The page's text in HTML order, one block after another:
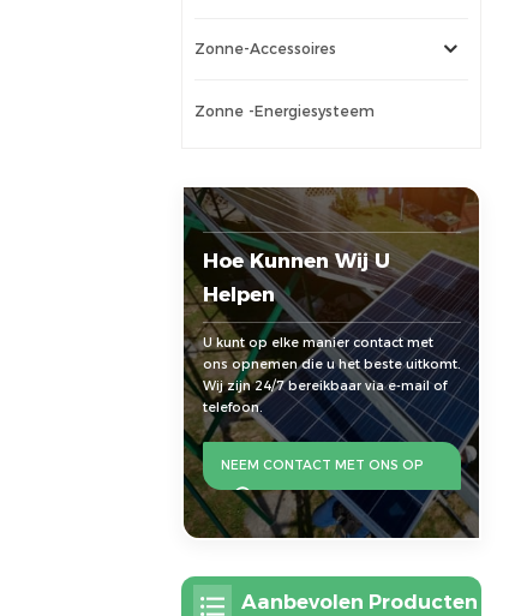
Zonne-Accessoires
Zonne -energiesysteem
Hoe Kunnen Wij U
Helpen
U kunt op elke manier contact met
ons opnemen die u het beste uitkomt.
Wij zijn 24/7 bereikbaar via e-mail of
telefoon.
NEEM CONTACT MET ONS OP
Aanbevolen Producten